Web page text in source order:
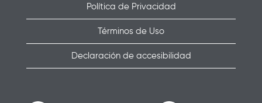
Política de Privacidad
Términos de Uso
Declaración de accesibilidad